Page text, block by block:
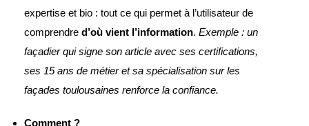
expertise et bio : tout ce qui permet à l’utilisateur de
comprendre d’où vient l’information. Exemple : un
façadier qui signe son article avec ses certifications,
ses 15 ans de métier et sa spécialisation sur les
façades toulousaines renforce la confiance.
Comment ?